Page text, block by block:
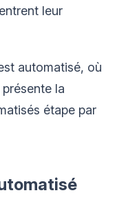
leur
automatisé, où
la
étape par